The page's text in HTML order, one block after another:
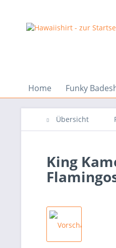
Home Funky
Übersicht
King